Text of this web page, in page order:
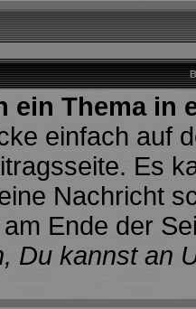
ein Thema in
einfach auf
Es
Nachricht
Ende der
Du kannst an